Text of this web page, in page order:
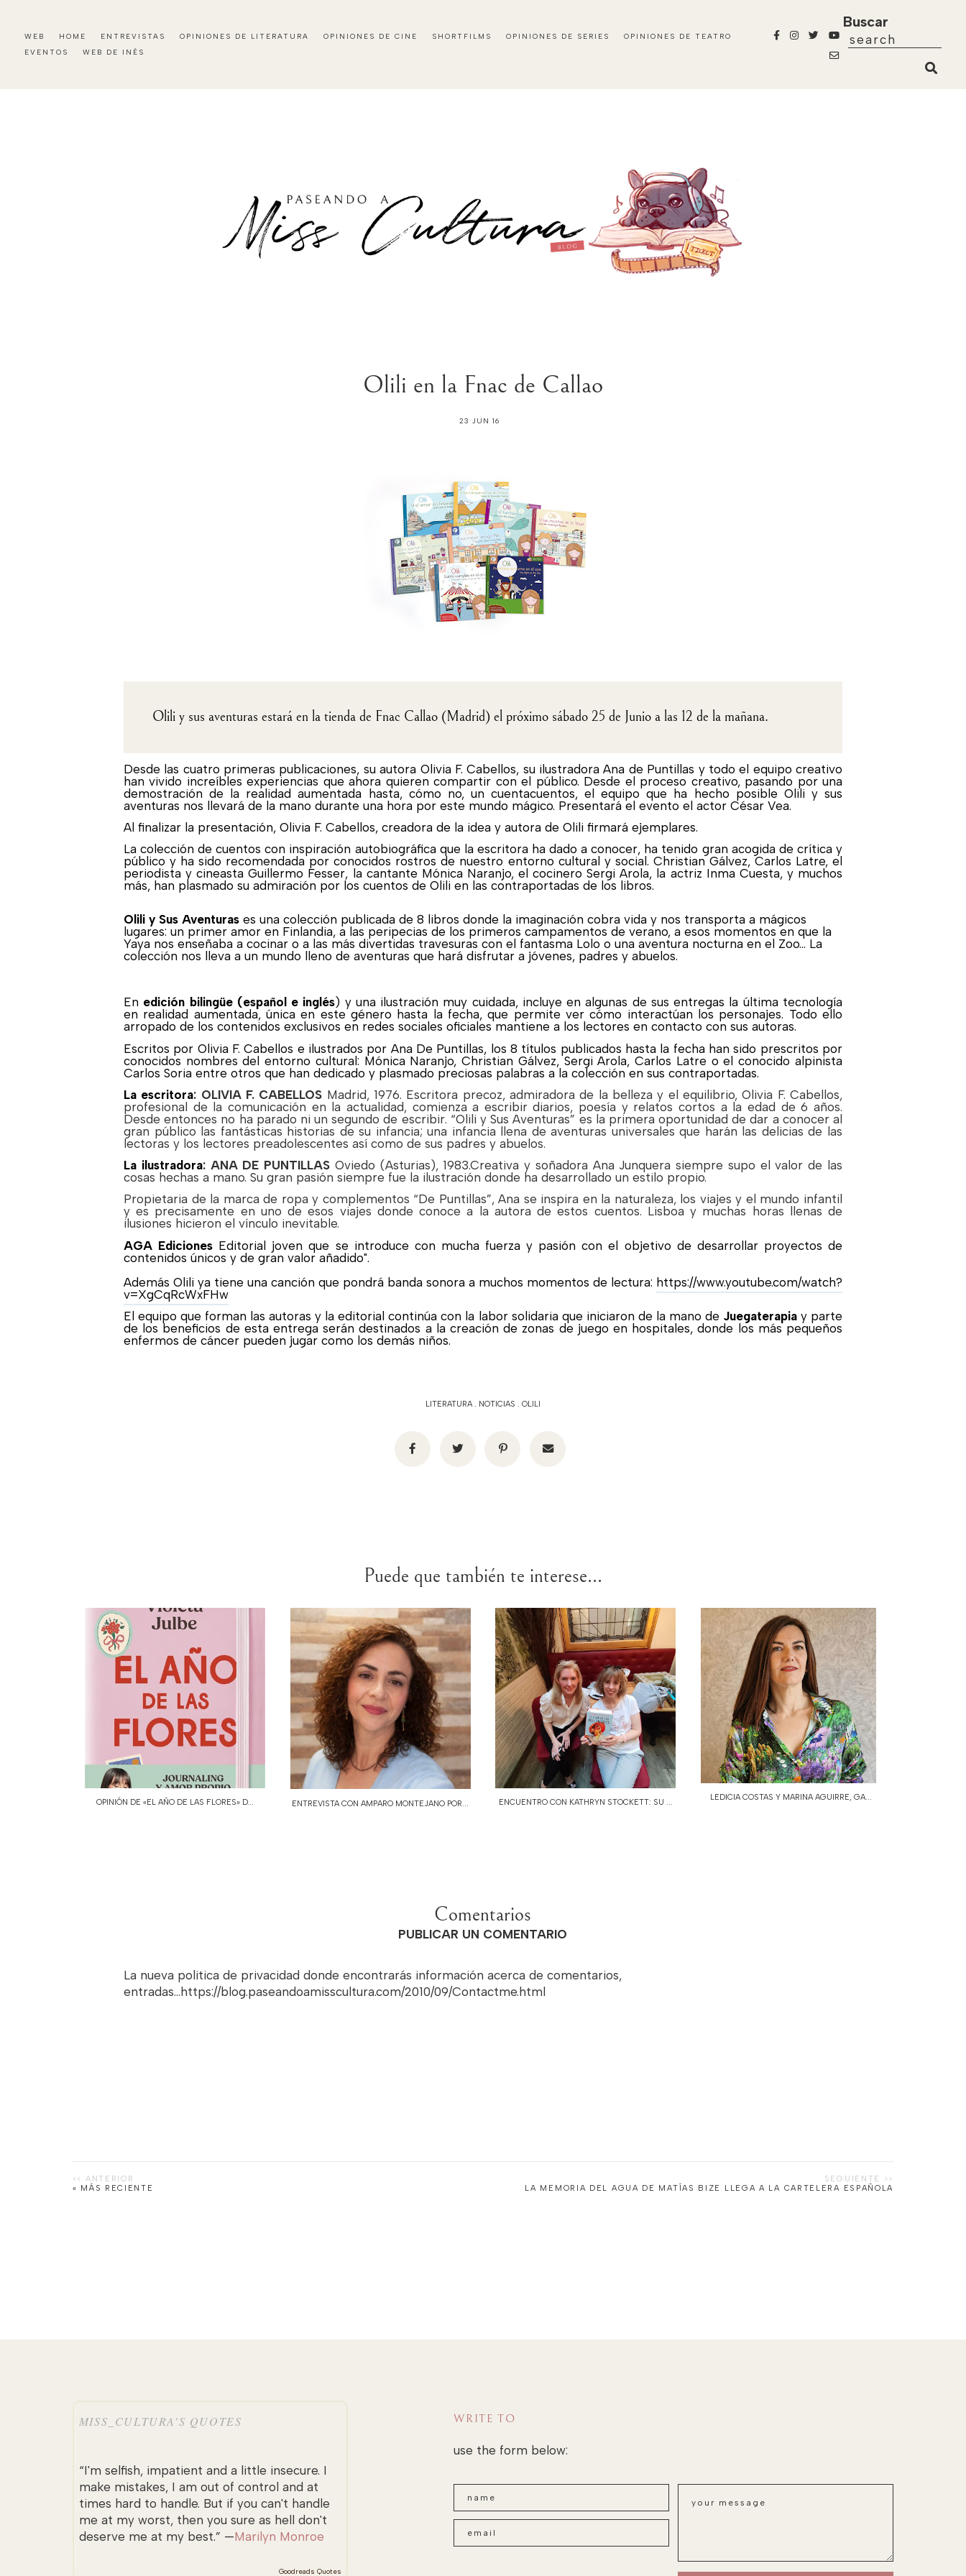
WEB HOME ENTREVISTAS OPINIONES DE LITERATURA OPINIONES DE CINE SHORTFILMS OPINIONES DE SERIES
OPINIONES DE TEATRO
EVENTOS
WEB DE INÉS
Buscar
Olili en la Fnac de Callao
23 JUN 16
Olili y sus aventuras estará en la tienda de Fnac Callao (Madrid) el próximo sábado 25 de Junio a las 12 de la mañana.
Desde las cuatro primeras publicaciones, su autora Olivia F. Cabellos, su ilustradora Ana de Puntillas y todo el equipo creativo
han vivido increíbles experiencias que ahora quieren compartir con el público. Desde el proceso creativo, pasando por una
demostración de la realidad aumentada hasta, cómo no, un cuentacuentos, el equipo que ha hecho posible Olili y sus
aventuras nos llevará de la mano durante una hora por este mundo mágico. Presentará el evento el actor César Vea.
Al finalizar la presentación, Olivia F. Cabellos, creadora de la idea y autora de Olili firmará ejemplares.
La colección de cuentos con inspiración autobiográfica que la escritora ha dado a conocer, ha tenido gran acogida de crítica y
público y ha sido recomendada por conocidos rostros de nuestro entorno cultural y social. Christian Gálvez, Carlos Latre, el
periodista y cineasta Guillermo Fesser, la cantante Mónica Naranjo, el cocinero Sergi Arola, la actriz Inma Cuesta, y muchos
más, han plasmado su admiración por los cuentos de Olili en las contraportadas de los libros.
Olili y Sus Aventurases una colección publicada de 8 libros donde la imaginación cobra vida y nos transporta a mágicos
lugares: un primer amor en Finlandia, a las peripecias de los primeros campamentos de verano, a esos momentos en que la
Yaya nos enseñaba a cocinar o a las más divertidas travesuras con el fantasma Lolo o una aventura nocturna en el Zoo... La
colección nos lleva a un mundo lleno de aventuras que hará disfrutar a jóvenes, padres y abuelos.
En edición bilingüe (español e inglés) y una ilustración muy cuidada, incluye en algunas de sus entregas la última tecnología
en realidad aumentada, única en este género hasta la fecha, que permite ver cómo interactúan los personajes. Todo ello
arropado de los contenidos exclusivos en redes sociales oficiales mantiene a los lectores en contacto con sus autoras.
Escritos por Olivia F. Cabellos e ilustrados por Ana De Puntillas, los 8 títulos publicados hasta la fecha han sido prescritos por
conocidos nombres del entorno cultural: Mónica Naranjo, Christian Gálvez, Sergi Arola, Carlos Latre o el conocido alpinista
Carlos Soria entre otros que han dedicado y plasmado preciosas palabras a la colección en sus contraportadas.
La escritora: OLIVIA F. CABELLOS Madrid, 1976. Escritora precoz, admiradora de la belleza y el equilibrio, Olivia F. Cabellos,
profesional de la comunicación en la actualidad, comienza a escribir diarios, poesía y relatos cortos a la edad de 6 años.
Desde entonces no ha parado ni un segundo de escribir. “Olili y Sus Aventuras” es la primera oportunidad de dar a conocer al
gran público las fantásticas historias de su infancia; una infancia llena de aventuras universales que harán las delicias de las
lectoras y los lectores preadolescentes así como de sus padres y abuelos.
La ilustradora: ANA DE PUNTILLAS Oviedo (Asturias), 1983.Creativa y soñadora Ana Junquera siempre supo el valor de las
cosas hechas a mano. Su gran pasión siempre fue la ilustración donde ha desarrollado un estilo propio.
Propietaria de la marca de ropa y complementos “De Puntillas”, Ana se inspira en la naturaleza, los viajes y el mundo infantil
y es precisamente en uno de esos viajes donde conoce a la autora de estos cuentos. Lisboa y muchas horas llenas de
ilusiones hicieron el vínculo inevitable.
AGA Ediciones Editorial joven que se introduce con mucha fuerza y pasión con el objetivo de desarrollar proyectos de
contenidos únicos y de gran valor añadido".
Además Olili ya tiene una canción que pondrá banda sonora a muchos momentos de lectura: https://www.youtube.com/watch?
v=XgCqRcWxFHw
El equipo que forman las autoras y la editorial continúa con la labor solidaria que iniciaron de la mano de Juegaterapiay parte
de los beneficios de esta entrega serán destinados a la creación de zonas de juego en hospitales, donde los más pequeños
enfermos de cáncer pueden jugar como los demás niños.
LITERATURA. NOTICIAS . OLILI
Puede que también te interese...
OPINIÓN DE «EL AÑO DE LAS FLORES» D... ENTREVISTA CON AMPARO MONTEJANO POR... ENCUENTRO CON KATHRYN STOCKETT: SU ...
LEDICIA COSTAS Y MARINA AGUIRRE, GA...
Comentarios
PUBLICAR UN COMENTARIO
La nueva politica de privacidad donde encontrarás información acerca de comentarios,
entradas...https://blog.paseandoamisscultura.com/2010/09/Contactme.html
« MÁS RECIENTE LA MEMORIA DEL AGUA DE MATÍAS BIZE LLEGA A LA CARTELERA ESPAÑOLA
MISS_CULTURA’S QUOTES
“I'm selfish, impatient and a little insecure. I
make mistakes, I am out of control and at
times hard to handle. But if you can't handle
me at my worst, then you sure as hell don't
deserve me at my best.” —Marilyn Monroe
Goodreads Quotes
WRITE TO
use the form below: